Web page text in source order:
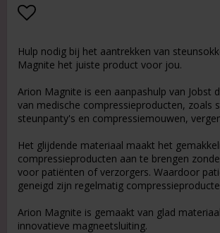
Hulp nodig bij het aantrekken van
Magnite het juiste product voor jou.
Arion Magnite is een aanpashulp van Jobst
van medische compressieproducten, zoals
steunpanty's en compressiemouwen,
Het glijdende materiaal maakt het
compressieproducten aan te brengen
voor patiënten of verzorgers. Waardoor
geneigd zijn regelmatig
Arion Magnite is gemaakt van glad
innovatieve magneetsluiting.